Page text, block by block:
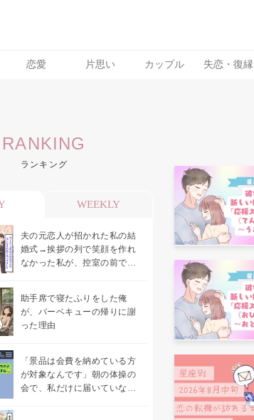
恋愛 片思い カップル 失恋・復縁
ワード
RANKING
ランキング
WEEKLY
夫の元恋人が招かれた私の結
婚式→挨拶の列で笑顔を作れ
なかった私が、控室の前で彼
助手席で寝たふりをした俺
が、バーベキューの帰りに謝
った理由
「景品は会費を納めている方
が対象なんです」朝の体操の
会で、私だけに届いていなか